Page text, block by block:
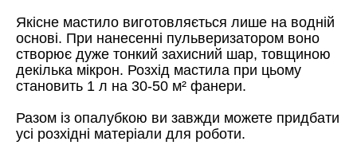
Якісне мастило виготовляється лише на водній
основі. При нанесенні пульверизатором воно
створює дуже тонкий захисний шар, товщиною
декілька мікрон. Розхід мастила при цьому
становить 1 л на 30-50 м² фанери.
Разом із опалубкою ви завжди можете придбати
усі розхідні матеріали для роботи.